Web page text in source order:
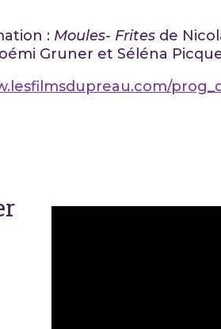
: Moules- Frites de
Gruner et Séléna